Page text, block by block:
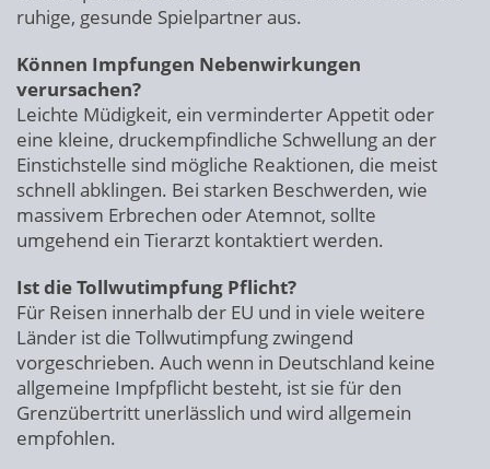
ruhige, gesunde Spielpartner aus.
Können Impfungen Nebenwirkungen
verursachen?
Leichte Müdigkeit, ein verminderter Appetit oder
eine kleine, druckempfindliche Schwellung an der
Einstichstelle sind mögliche Reaktionen, die meist
schnell abklingen. Bei starken Beschwerden, wie
massivem Erbrechen oder Atemnot, sollte
umgehend ein Tierarzt kontaktiert werden.
Ist die Tollwutimpfung Pflicht?
Für Reisen innerhalb der EU und in viele weitere
Länder ist die Tollwutimpfung zwingend
vorgeschrieben. Auch wenn in Deutschland keine
allgemeine Impfpflicht besteht, ist sie für den
Grenzübertritt unerlässlich und wird allgemein
empfohlen.